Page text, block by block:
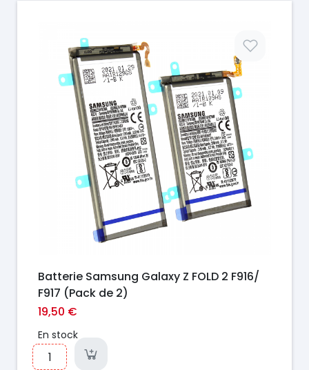
Batterie Samsung Galaxy Z FOLD 2 F916/
F917 (Pack de 2)
19,50 €
En stock